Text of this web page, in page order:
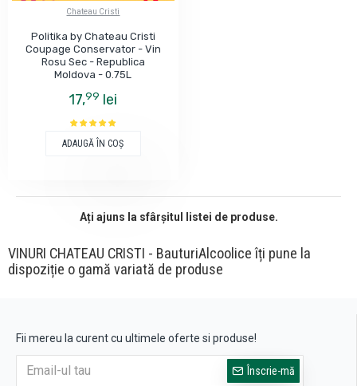
Chateau Cristi
Politika by Chateau Cristi
Coupage Conservator - Vin
Rosu Sec - Republica
Moldova - 0.75L
17,99 lei
ADAUGĂ ÎN COŞ
Ați ajuns la sfârșitul listei de produse.
VINURI CHATEAU CRISTI - BauturiAlcoolice îți pune la
dispoziție o gamă variată de produse
Fii mereu la curent cu ultimele oferte si produse!
Înscrie-mă